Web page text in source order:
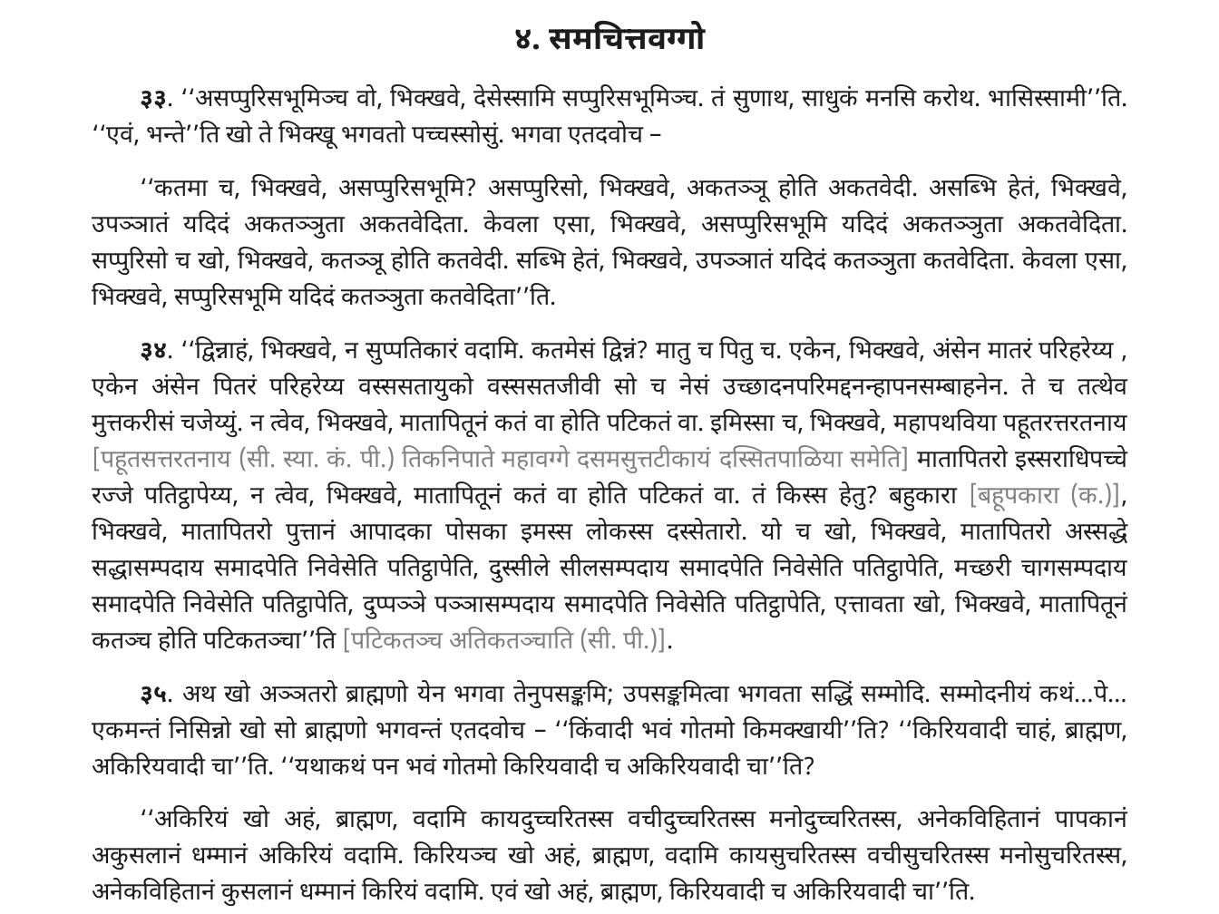
४. समचित्तवग्गो
३३. ‘‘असप्पुरिसभूमिञ्च वो, भिक्खवे, देसेस्सामि सप्पुरिसभूमिञ्च. तं सुणाथ, साधुकं मनसि करोथ. भासिस्सामी’’ति.
‘‘एवं, भन्ते’’ति खो ते भिक्खू भगवतो पच्चस्सोसुं. भगवा एतदवोच –
‘‘कतमाच, भिक्खवे, असप्पुरिसभूमि? असप्पुरिसो, भिक्खवे, अकतञ्ञू होति अकतवेदी. असब्भि हेतं, भिक्खवे,
उपञ्ञातं यदिदं अकतञ्ञुता अकतवेदिता. केवला एसा, भिक्खवे, असप्पुरिसभूमि यदिदं अकतञ्ञुता अकतवेदिता.
सप्पुरिसो च खो, भिक्खवे, कतञ्ञू होति कतवेदी. सब्भि हेतं, भिक्खवे, उपञ्ञातं यदिदं कतञ्ञुता कतवेदिता. केवला एसा,
भिक्खवे, सप्पुरिसभूमि यदिदं कतञ्ञुता कतवेदिता’’ति.
३४. ‘‘द्विन्नाहं, भिक्खवे, न सुप्पतिकारं वदामि. कतमेसं द्विन्नं? मातु च पितु च. एकेन, भिक्खवे, अंसेन मातरं परिहरेय्य ,
एकेन अंसेन पितरं परिहरेय्य वस्ससतायुको वस्ससतजीवी सो च नेसं उच्छादनपरिमद्दनन्हापनसम्बाहनेन. ते च तत्थेव
मुत्तकरीसं चजेय्युं. न त्वेव, भिक्खवे, मातापितूनं कतं वा होति पटिकतं वा. इमिस्सा च, भिक्खवे, महापथविया पहूतरत्तरतनाय
[पहूतसत्तरतनाय (सी. स्या. कं. पी.) तिकनिपाते महावग्गे दसमसुत्तटीकायं दस्सितपाळिया समेति] मातापितरो इस्सराधिपच्चे
रज्जे पतिट्ठापेय्य, न त्वेव, भिक्खवे, मातापितूनं कतं वा होति पटिकतं वा. तं किस्स हेतु? बहुकारा [बहूपकारा (क.)],
भिक्खवे, मातापितरो पुत्तानं आपादका पोसका इमस्स लोकस्स दस्सेतारो. यो च खो, भिक्खवे, मातापितरो अस्सद्धे
सद्धासम्पदाय समादपेति निवेसेति पतिट्ठापेति, दुस्सीले सीलसम्पदाय समादपेति निवेसेति पतिट्ठापेति, मच्छरी चागसम्पदाय
समादपेति निवेसेति पतिट्ठापेति, दुप्पञ्ञे पञ्ञासम्पदाय समादपेति निवेसेति पतिट्ठापेति, एत्तावता खो, भिक्खवे, मातापितूनं
कतञ्च होति पटिकतञ्चा’’ति [पटिकतञ्च अतिकतञ्चाति (सी. पी.)] .
३५. अथ खो अञ्ञतरो ब्राह्मणो येन भगवा तेनुपसङ्कमि; उपसङ्कमित्वा भगवता सद्धिं सम्मोदि. सम्मोदनीयं कथं…पे…
एकमन्तं निसिन्नो खो सो ब्राह्मणो भगवन्तं एतदवोच – ‘‘किंवादी भवं गोतमो किमक्खायी’’ति? ‘‘किरियवादी चाहं, ब्राह्मण,
अकिरियवादी चा’’ति. ‘‘यथाकथं पन भवं गोतमो किरियवादी च अकिरियवादी चा’’ति?
‘‘अकिरियं खो अहं, ब्राह्मण, वदामि कायदुच्चरितस्स वचीदुच्चरितस्स मनोदुच्चरितस्स, अनेकविहितानं पापकानं
अकुसलानं धम्मानं अकिरियं वदामि. किरियञ्च खो अहं, ब्राह्मण, वदामि कायसुचरितस्स वचीसुचरितस्स मनोसुचरितस्स,
अनेकविहितानं कुसलानं धम्मानं किरियं वदामि. एवं खो अहं, ब्राह्मण, किरियवादीच अकिरियवादी चा’’ति.